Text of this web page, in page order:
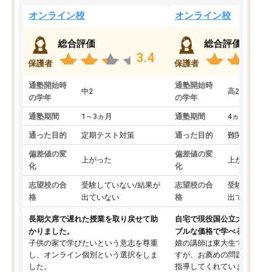
オンライン校
保護者
総合評価
3.4
通塾開始時
の学年
中2
通塾期間 1～3ヵ月
通った目的 定期テスト対策
偏差値の変
化
上がった
志望校の合
格
受験していない/結果が
出ていない
長期欠席で遅れた授業を取り戻せて助
かりました。
子供の家で学びたいという意志を尊重
し、オンライン個別という選択をしま
した。
オンライン校
保護者
総合評価
通塾開始時
の学年
高2
通塾期間 4ヵ月～1
通った目的 難関私立
偏差値の変
化
上がった
志望校の合
格
受験して
出ていな
自宅で現役国公立大学生
ブルな価格で学べる
娘の講師は東大生では無
すが、お薦めの問題集や
指導してくれています。